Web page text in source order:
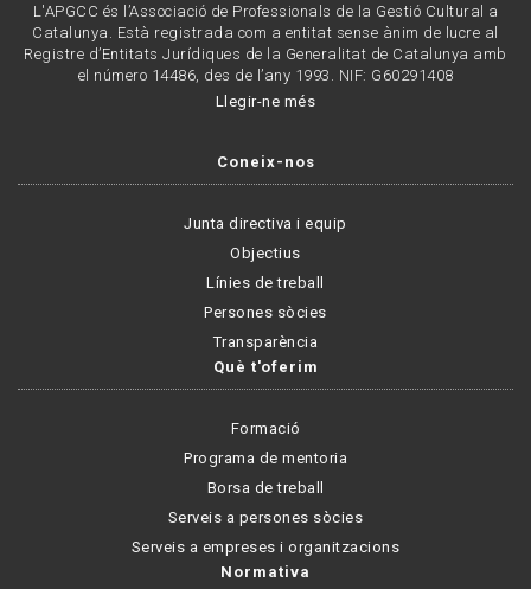
L'APGCC és l’Associació de Professionals de la Gestió Cultural a
Catalunya. Està registrada com a entitat sense ànim de lucre al
Registre d’Entitats Jurídiques de la Generalitat de Catalunya amb
el número 14486, des de l’any 1993. NIF: G60291408
Llegir-ne més
Coneix-nos
Junta directiva i equip
Objectius
Línies de treball
Persones sòcies
Transparència
Què t'oferim
Formació
Programa de mentoria
Borsa de treball
Serveis a persones sòcies
Serveis a empreses i organitzacions
Normativa